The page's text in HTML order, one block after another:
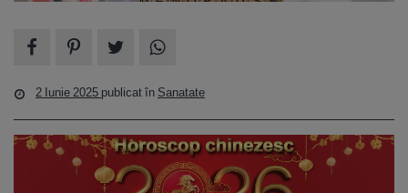
2 Iunie 2025 publicat în Sanatate